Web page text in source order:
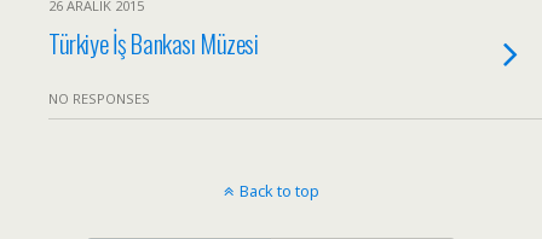
26 ARALIK 2015
Türkiye İş Bankası Müzesi
NO RESPONSES
Back to top